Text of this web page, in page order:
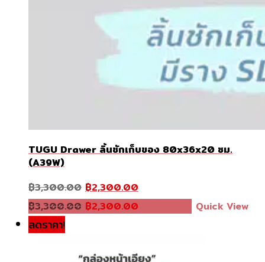
TUGU Drawer ลิ้นชักเก็บของ 80x36x20 ซม.
(A39W)
฿3,300.00 Original
price
was:
฿3,300.00.
฿2,300.00price
is:
฿3,300.00 Original
price
฿2,300.00Current Quick View
ลดราคา!